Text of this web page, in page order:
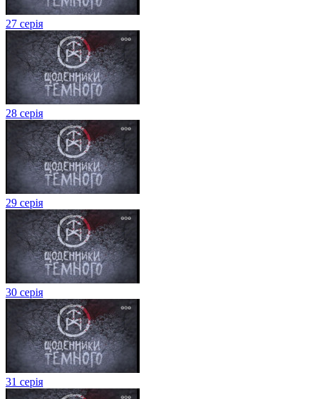
27 серія
28 серія
29 серія
30 серія
31 серія